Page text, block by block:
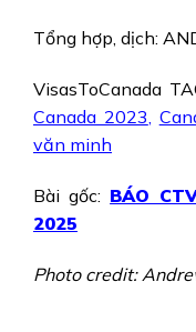
Tổng hợp, dịch:
VisasToCanada
Canada 2023
văn minh
Bài gốc: BÁO
2025
Photo credit: